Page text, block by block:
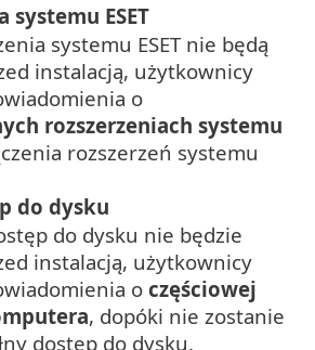
systemu ESET
systemu ESET nie będą
instalacją, użytkownicy
o
rozszerzeniach systemu
rozszerzeń systemu
do dysku
do dysku nie będzie
instalacją, użytkownicy
o częściowej
, dopóki nie zostanie
dostęp do dysku.